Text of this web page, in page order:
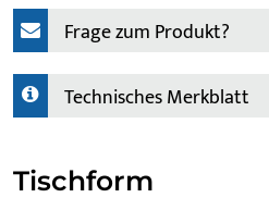
Frage zum Produkt?
Technisches Merkblatt
Tischform